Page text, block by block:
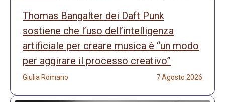
Thomas Bangalter dei Daft Punk
sostiene che l’uso dell’intelligenza
artificiale per creare musica è “un modo
per aggirare il processo creativo”
Giulia Romano 7 Agosto 2026